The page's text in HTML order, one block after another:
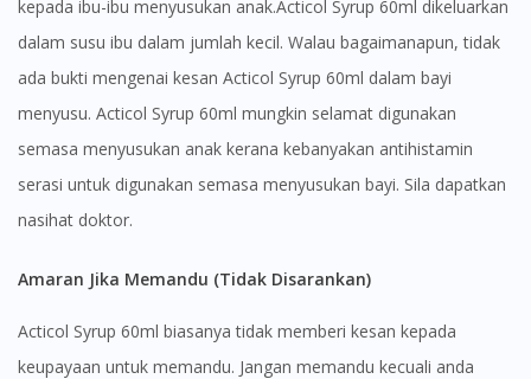
Visit DoctorOnCall Singapore
You seem to be shopping from Singapore
You are currently on DoctorOnCall.com.my, our Malaysian
To serve you better, would you like to head over to
Continue to DoctorOnCall Singapore
kepada ibu-ibu menyusukan anak.Acticol Syrup 60ml dikeluarkan
dalam susu ibu dalam jumlah kecil. Walau bagaimanapun, tidak
ada bukti mengenai kesan Acticol Syrup 60ml dalam bayi
menyusu. Acticol Syrup 60ml mungkin selamat digunakan
semasa menyusukan anak kerana kebanyakan antihistamin
serasi untuk digunakan semasa menyusukan bayi. Sila dapatkan
nasihat doktor.
Amaran Jika Memandu (Tidak Disarankan)
Acticol Syrup 60ml biasanya tidak memberi kesan kepada
keupayaan untuk memandu. Jangan memandu kecuali anda